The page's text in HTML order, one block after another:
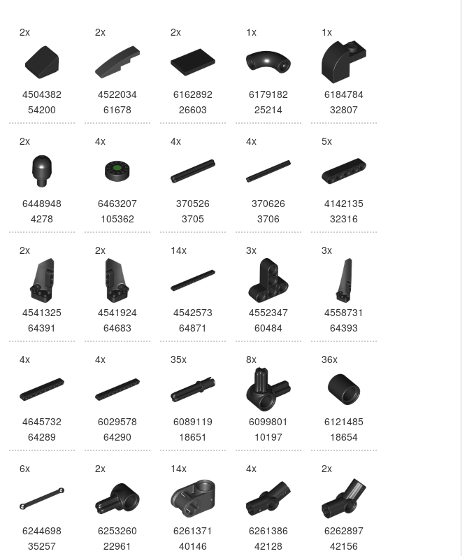
2x
4504382
54200
2x
4522034
61678
2x
6162892
26603
1x
6179182
25214
1x
6184784
32807
2x
6448948
4278
4x
6463207
105362
4x
370526
3705
4x
370626
3706
5x
4142135
32316
2x
4541325
64391
2x
4541924
64683
14x
4542573
64871
3x
4552347
60484
3x
4558731
64393
4x
4645732
64289
4x
6029578
64290
35x
6089119
18651
8x
6099801
10197
36x
6121485
18654
6x
6244698
35257
2x
6253260
22961
14x
6261371
40146
4x
6261386
42128
2x
6262897
42156